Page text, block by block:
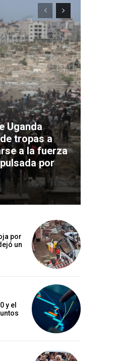
Uganda
tropas a
a la fuerza
por
por
un
y el